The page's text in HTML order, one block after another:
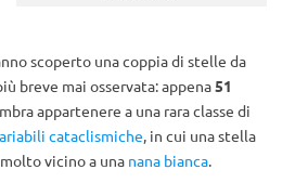
scoperto una coppia di stelle da
breve mai osservata: appena51
appartenere a una rara classe di
cataclismiche, in cui una stella
vicino a una nana bianca.